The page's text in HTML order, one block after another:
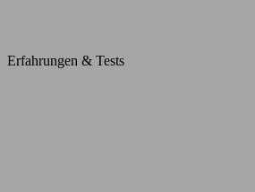
Erfahrungen & Tests